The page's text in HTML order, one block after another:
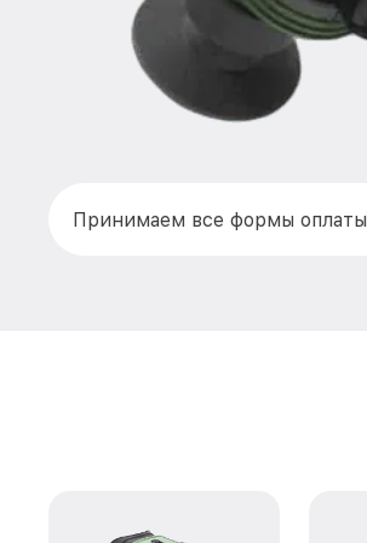
Принимаем все формы оплаты